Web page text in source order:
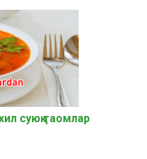
суюқ таомлар